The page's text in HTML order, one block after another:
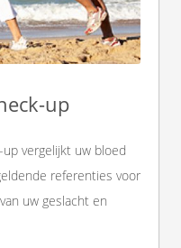
up
vergelijkt uw bloed
referenties voor
uw geslacht en